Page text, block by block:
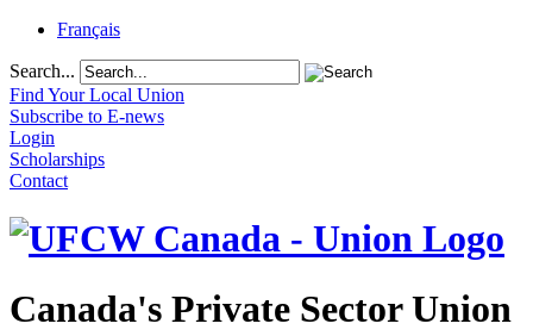
Français
Search...
Find Your Local Union
Subscribe to E-news
Login
Scholarships
Contact
Canada's Private Sector Union